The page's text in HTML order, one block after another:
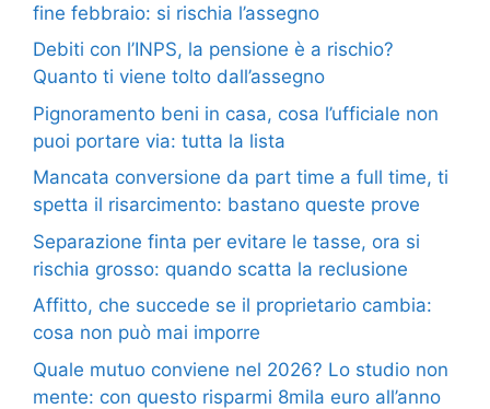
fine febbraio: si rischia l’assegno
Debiti con l’INPS, la pensione è a rischio?
Quanto ti viene tolto dall’assegno
Pignoramento beni in casa, cosa l’ufficiale non
puoi portare via: tutta la lista
Mancata conversione da part time a full time, ti
spetta il risarcimento: bastano queste prove
Separazione finta per evitare le tasse, ora si
rischia grosso: quando scatta la reclusione
Affitto, che succede se il proprietario cambia:
cosa non può mai imporre
Quale mutuo conviene nel 2026? Lo studio non
mente: con questo risparmi 8mila euro all’anno